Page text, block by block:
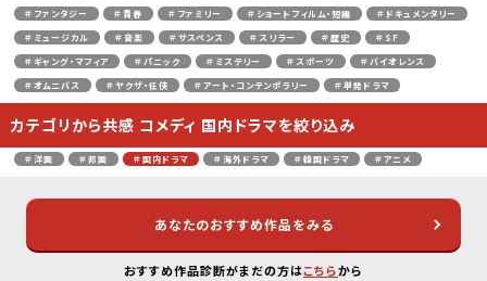
＃ファンタジー
＃青春 ＃ファミリー ＃ショートフィルム・短編
＃ドキュメンタリー
＃ミュージカル
＃音楽 ＃サスペンス ＃スリラー ＃歴史
＃SF
＃ギャング・マフィア
＃パニック ＃ミステリー ＃スポーツ
＃バイオレンス
＃オムニバス
＃ヤクザ・任侠 ＃アート・コンテンポラリー ＃単発ドラマ
カテゴリから共感 コメディ 国内ドラマを絞り込み
＃洋画 ＃邦画 ＃国内ドラマ ＃海外ドラマ ＃韓国ドラマ ＃アニメ
あなたのおすすめ作品をみる
おすすめ作品診断がまだの方はこちらから